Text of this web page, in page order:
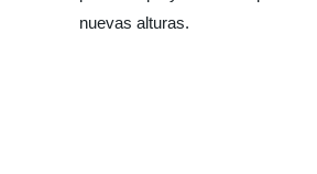
nuevas alturas.